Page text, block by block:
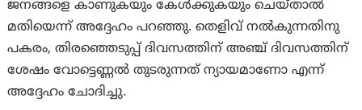
ജനങ്ങളെ കാണുകയും കേൾക്കുകയും ചെയ്താൽ
മതിയെന്ന് അദ്ദേഹം പറഞ്ഞു. തെളിവ് നൽകുന്നതിനു
പകരം, തിരഞ്ഞെടുപ്പ് ദിവസത്തിന് അഞ്ച് ദിവസത്തിന്
ശേഷം വോട്ടെണ്ണൽ തുടരുന്നത് ന്യായമാണോ എന്ന്
അദ്ദേഹം ചോദിച്ചു.